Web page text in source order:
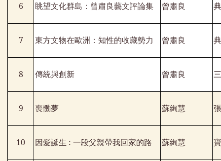
6 眺望文化群島：曾肅良藝文評論集 曾肅良
7 東方文物在歐洲：知性的收藏勢力 曾肅良
8 傳統與創新 曾肅良
9 喪慟夢 蘇絢慧
10 因愛誕生 : 一段父親帶我回家的路 蘇絢慧